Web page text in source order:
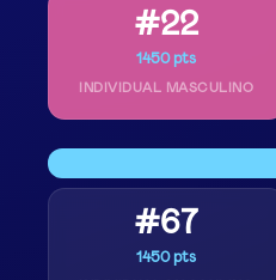
#22
1450 pts
INDIVIDUAL MASCULINO
#67
1450 pts